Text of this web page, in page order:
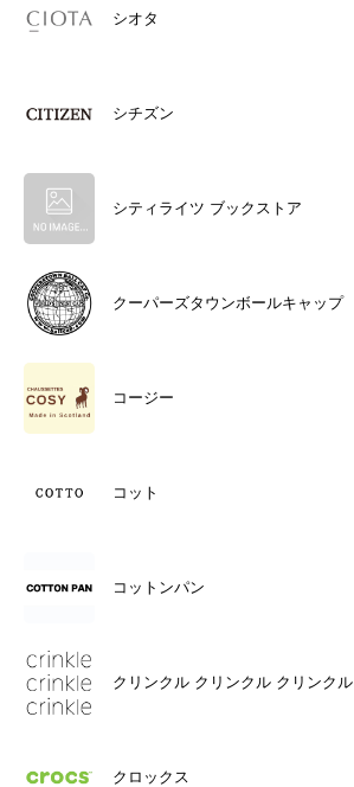
シオタ
シチズン
シティライツ ブックストア
クーパーズタウンボールキャップ
コージー
コット
コットンパン
クリンクル クリンクル クリンクル
クロックス